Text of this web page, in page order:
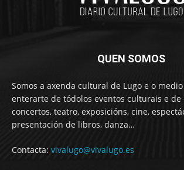
QUEN SOMOS
Somos a axenda cultural de Lugo e o
enterarte de tódolos eventos culturais e de
concertos, teatro, exposicións, cine,
presentación de libros, danza…
Contacta: vivalugo@vivalugo.es